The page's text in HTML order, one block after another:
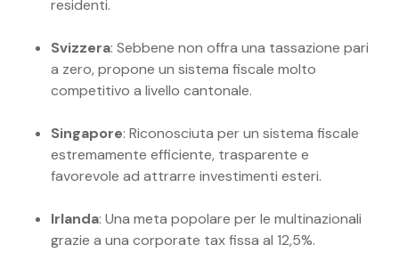
residenti.
Svizzera: Sebbene non offra una tassazione pari
a zero, propone un sistema fiscale molto
competitivo a livello cantonale.
Singapore: Riconosciuta per un sistema fiscale
estremamente efficiente, trasparente e
favorevole ad attrarre investimenti esteri.
Irlanda: Una meta popolare per le multinazionali
grazie a una corporate tax fissa al 12,5%.